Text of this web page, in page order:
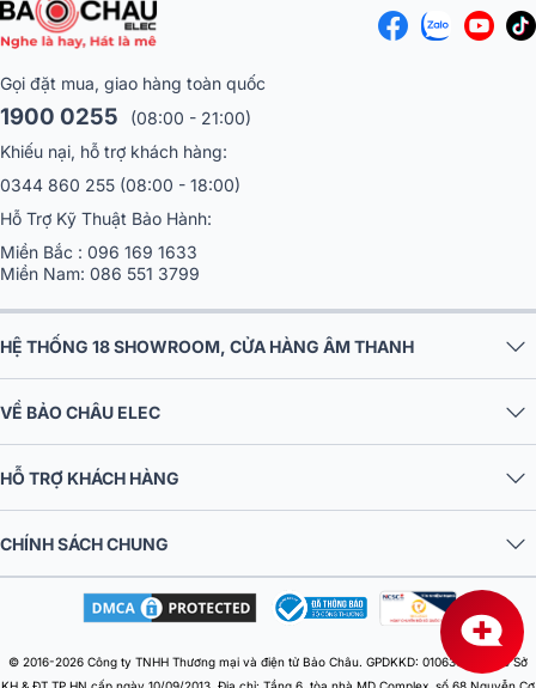
Gọi đặt mua, giao hàng toàn quốc
1900 0255
(08:00 - 21:00)
Khiếu nại, hỗ trợ khách hàng:
0344 860 255 (08:00 - 18:00)
Hỗ Trợ Kỹ Thuật Bảo Hành:
Miền Bắc : 096 169 1633
Miền Nam: 086 551 3799
HỆ THỐNG 18 SHOWROOM, CỬA HÀNG ÂM THANH
VỀ BẢO CHÂU ELEC
HỖ TRỢ KHÁCH HÀNG
CHÍNH SÁCH CHUNG
© 2016-2026 Công ty TNHH Thương mại và điện tử Bảo Châu. GPDKKD: 0106303879 do Sở